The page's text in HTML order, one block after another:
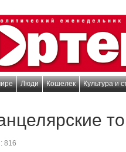
Люди Кошелек Культура и
816